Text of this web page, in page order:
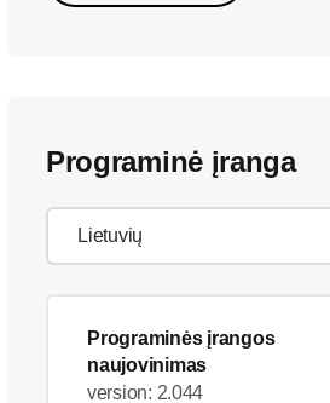
Programinė įranga
Programinės įrangos
naujovinimas
version: 2.044